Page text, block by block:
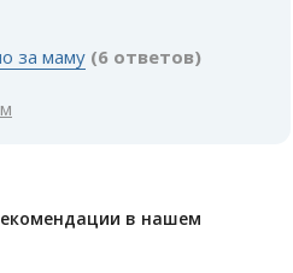
за маму (6 ответов)
в нашем